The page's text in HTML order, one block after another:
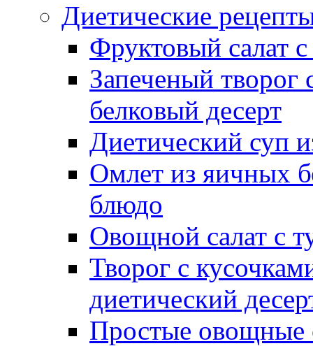
Диетические
Фруктовый салат
Запеченый творог
белковый десерт
Диетический суп
Омлет из яичных
блюдо
Овощной салат с
Творог с
диетический
Простые овощные